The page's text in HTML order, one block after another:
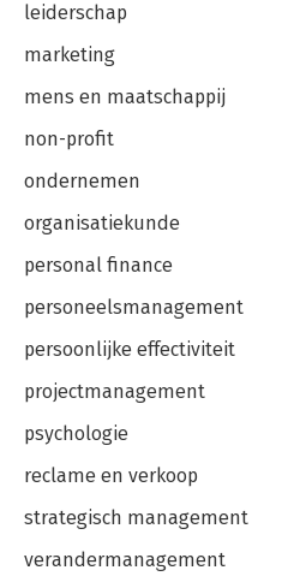
leiderschap
marketing
mens en maatschappij
non-profit
ondernemen
organisatiekunde
personal finance
personeelsmanagement
persoonlijke effectiviteit
projectmanagement
psychologie
reclame en verkoop
strategisch management
verandermanagement